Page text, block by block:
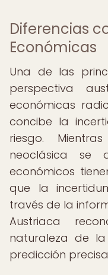
Diferencias
Económicas
Una de las
perspectiva
económicas
concibe la
riesgo.
neoclásica se
económicos
que la
través de la
Austriaca
naturaleza de
predicción